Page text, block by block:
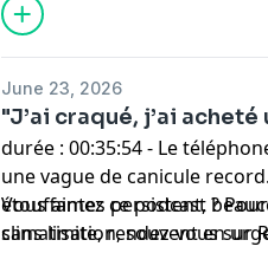
June 23, 2026
"J’ai craqué, j’ai acheté
durée : 00:35:54 - Le
une vague de canicule
étouffantes persistent,
climatisation, souvent en
Vous aimez ce podcast ?
sans limite, rendez-vous sur